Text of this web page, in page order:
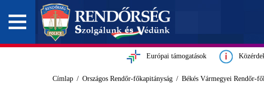
Európai támogatások
Címlap Országos Rendőr-főkapitányság Békés Vármegyei Rendőr-